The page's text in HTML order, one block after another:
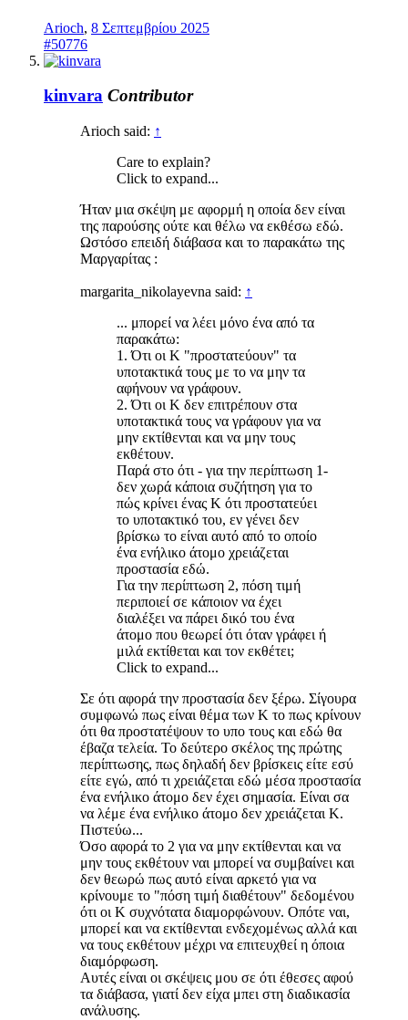
Arioch, 8 Σεπτεμβρίου 2025
#50776
kinvara Contributor
Arioch said: ↑
Care to explain?
Click to expand...
Ήταν μια σκέψη με αφορμή η οποία δεν είναι
της παρούσης ούτε και θέλω να εκθέσω εδώ.
Ωστόσο επειδή διάβασα και το παρακάτω της
Μαργαρίτας :
margarita_nikolayevna said: ↑
... μπορεί να λέει μόνο ένα από τα
παρακάτω:
1. Ότι οι Κ "προστατεύουν" τα
υποτακτικά τους με το να μην τα
αφήνουν να γράφουν.
2. Ότι οι Κ δεν επιτρέπουν στα
υποτακτικά τους να γράφουν για να
μην εκτίθενται και να μην τους
εκθέτουν.
Παρά στο ότι - για την περίπτωση 1-
δεν χωρά κάποια συζήτηση για το
πώς κρίνει ένας Κ ότι προστατεύει
το υποτακτικό του, εν γένει δεν
βρίσκω το είναι αυτό από το οποίο
ένα ενήλικο άτομο χρειάζεται
προστασία εδώ.
Για την περίπτωση 2, πόση τιμή
περιποιεί σε κάποιον να έχει
διαλέξει να πάρει δικό του ένα
άτομο που θεωρεί ότι όταν γράφει ή
μιλά εκτίθεται και τον εκθέτει;
Click to expand...
Σε ότι αφορά την προστασία δεν ξέρω. Σίγουρα
συμφωνώ πως είναι θέμα των Κ το πως κρίνουν
ότι θα προστατέψουν το υπο τους και εδώ θα
έβαζα τελεία. Το δεύτερο σκέλος της πρώτης
περίπτωσης, πως δηλαδή δεν βρίσκεις είτε εσύ
είτε εγώ, από τι χρειάζεται εδώ μέσα προστασία
ένα ενήλικο άτομο δεν έχει σημασία. Είναι σα
να λέμε ένα ενήλικο άτομο δεν χρειάζεται Κ.
Πιστεύω...
Όσο αφορά το 2 για να μην εκτίθενται και να
μην τους εκθέτουν ναι μπορεί να συμβαίνει και
δεν θεωρώ πως αυτό είναι αρκετό για να
κρίνουμε το "πόση τιμή διαθέτουν" δεδομένου
ότι οι Κ συχνότατα διαμορφώνουν. Οπότε ναι,
μπορεί και να εκτίθενται ενδεχομένως αλλά και
να τους εκθέτουν μέχρι να επιτευχθεί η όποια
διαμόρφωση.
Αυτές είναι οι σκέψεις μου σε ότι έθεσες αφού
τα διάβασα, γιατί δεν είχα μπει στη διαδικασία
ανάλυσης.